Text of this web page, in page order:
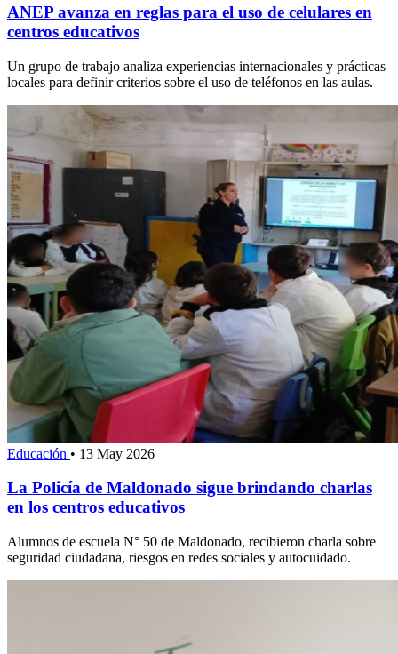
ANEP avanza en reglas para el uso de celulares en
centros educativos
Un grupo de trabajo analiza experiencias internacionales y prácticas
locales para definir criterios sobre el uso de teléfonos en las aulas.
Educación • 13 May 2026
La Policía de Maldonado sigue brindando charlas
en los centros educativos
Alumnos de escuela N° 50 de Maldonado, recibieron charla sobre
seguridad ciudadana, riesgos en redes sociales y autocuidado.